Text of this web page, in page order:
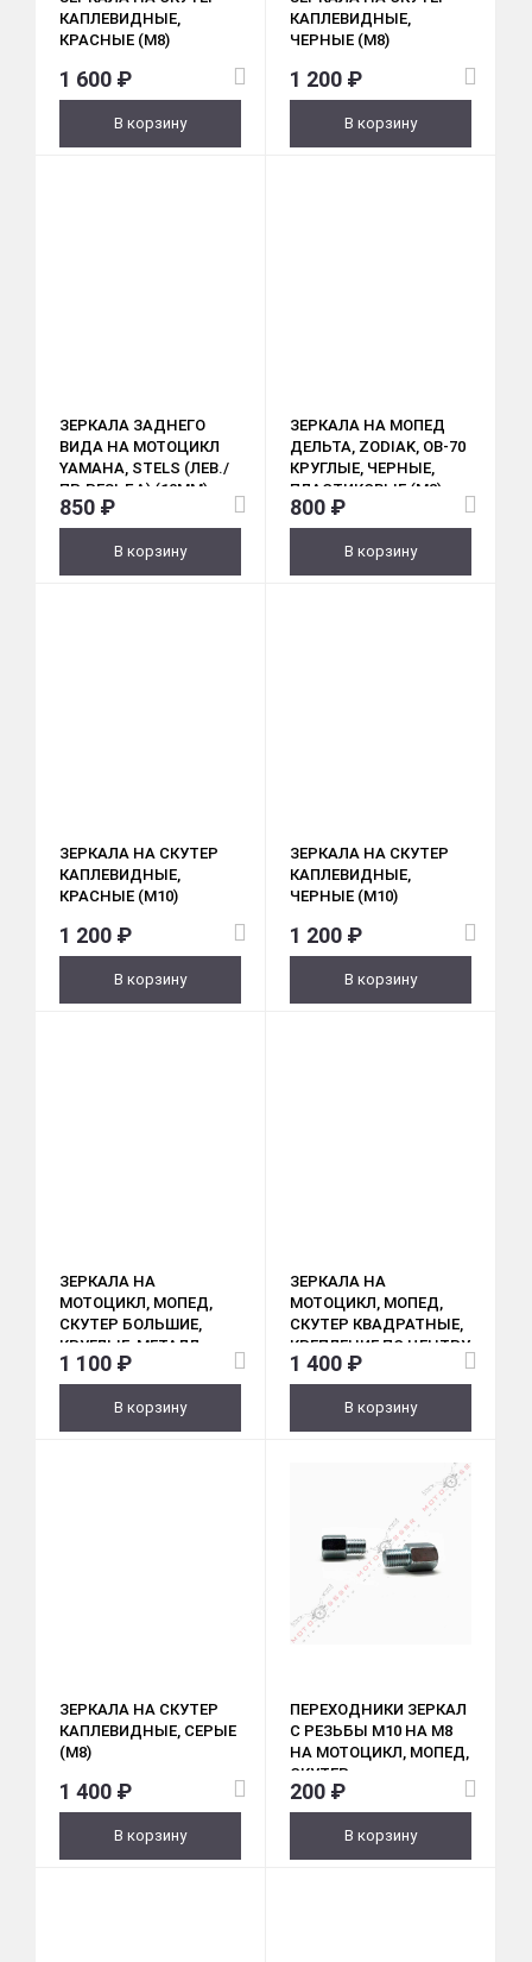
КАПЛЕВИДНЫЕ,
КРАСНЫЕ (M8)
1 600 ₽
В корзину
КАПЛЕВИДНЫЕ,
ЧЕРНЫЕ (M8)
1 200 ₽
В корзину
ЗЕРКАЛА ЗАДНЕГО
ВИДА НА МОТОЦИКЛ
YAMAHA, STELS (ЛЕВ./
ПР. РЕЗЬБА) (10ММ)
(ПАРА)
850 ₽
В корзину
ЗЕРКАЛА НА МОПЕД
ДЕЛЬТА, ZODIAK, ОВ-70
КРУГЛЫЕ, ЧЕРНЫЕ,
ПЛАСТИКОВЫЕ (М8)
800 ₽
В корзину
ЗЕРКАЛА НА СКУТЕР
КАПЛЕВИДНЫЕ,
КРАСНЫЕ (M10)
1 200 ₽
В корзину
ЗЕРКАЛА НА СКУТЕР
КАПЛЕВИДНЫЕ,
ЧЕРНЫЕ (M10)
1 200 ₽
В корзину
ЗЕРКАЛА НА
МОТОЦИКЛ, МОПЕД,
СКУТЕР БОЛЬШИЕ,
КРУГЛЫЕ, МЕТАЛЛ,
ХРОМ (М10)
1 100 ₽
В корзину
ЗЕРКАЛА НА
МОТОЦИКЛ, МОПЕД,
СКУТЕР КВАДРАТНЫЕ,
КРЕПЛЕНИЕ ПО ЦЕНТРУ,
ХРОМ (004)
1 400 ₽
В корзину
ЗЕРКАЛА НА СКУТЕР
КАПЛЕВИДНЫЕ, СЕРЫЕ
(M8)
1 400 ₽
В корзину
ПЕРЕХОДНИКИ ЗЕРКАЛ
С РЕЗЬБЫ М10 НА М8
НА МОТОЦИКЛ, МОПЕД,
СКУТЕР
200 ₽
В корзину